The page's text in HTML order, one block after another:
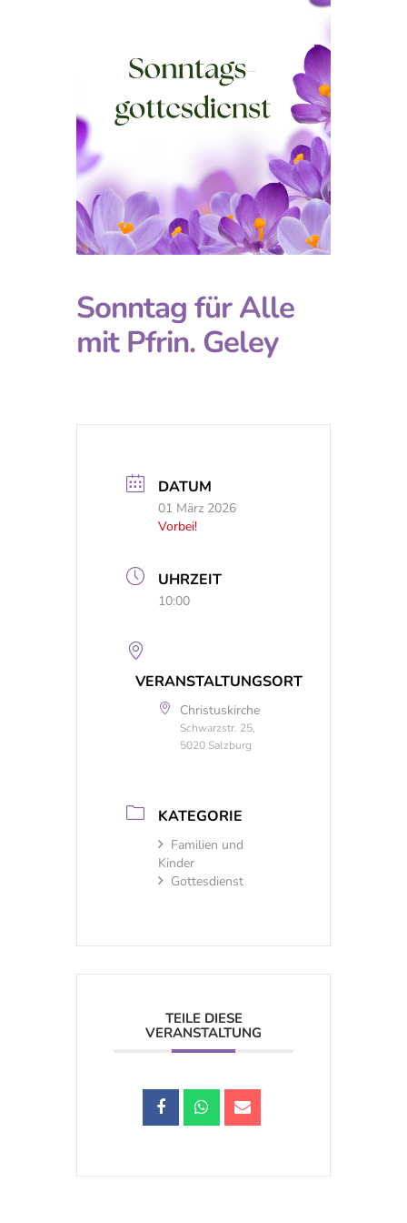
Sonntag für Alle
mit Pfrin. Geley
DATUM
01 März 2026
Vorbei!
UHRZEIT
10:00
VERANSTALTUNGSORT
Christuskirche
Schwarzstr. 25,
5020 Salzburg
KATEGORIE
Familien und
Kinder
Gottesdienst
TEILE DIESE
VERANSTALTUNG